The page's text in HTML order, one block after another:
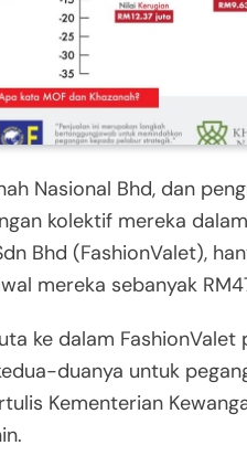
Nasional Bhd, dan
kolektif mereka
Bhd (FashionValet),
mereka sebanyak
ke dalam FashionValet
duanya untuk
Kementerian